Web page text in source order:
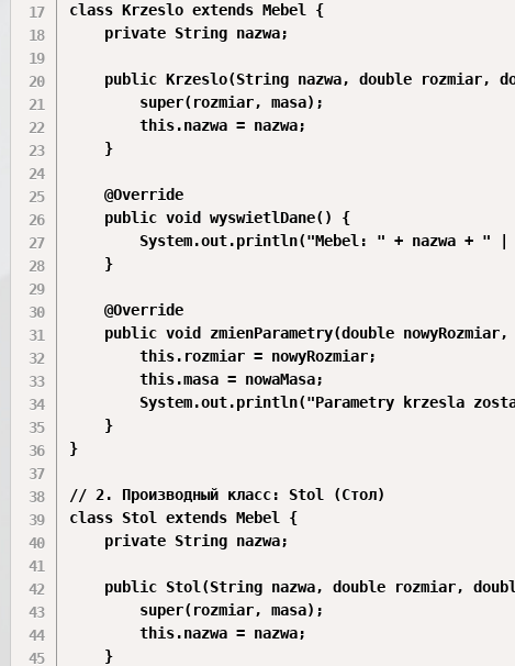
class Krzeslo extends Mebel {
    private String nazwa;
public Krzeslo(String nazwa, double rozmiar,
        super(rozmiar, masa);
        this.nazwa = nazwa;
    }
    @Override
    public void wyswietlDane() {
System.out.println("Mebel: " + nazwa + "
    }
    @Override
public void zmienParametry(double
        this.rozmiar = nowyRozmiar;
        this.masa = nowaMasa;
System.out.println("Parametry krzesla
    }
}
// 2. Производный класс: Stol (Стол)
class Stol extends Mebel {
    private String nazwa;
public Stol(String nazwa, double rozmiar,
        super(rozmiar, masa);
        this.nazwa = nazwa;
    }